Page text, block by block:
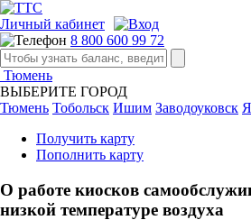
Личный кабинет
8 800 600 99 72
Тюмень
ВЫБЕРИТЕ ГОРОД
Тюмень Тобольск Ишим Заводоуковск
Получить карту
Пополнить карту
О работе киосков
низкой температуре воздуха